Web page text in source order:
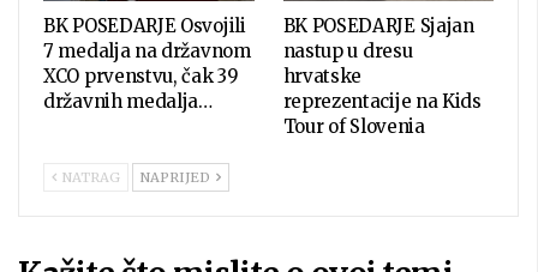
BK POSEDARJE Osvojili
7 medalja na državnom
XCO prvenstvu, čak 39
državnih medalja…
BK POSEDARJE Sjajan
nastup u dresu
hrvatske
reprezentacije na Kids
Tour of Slovenia
NATRAG NAPRIJED